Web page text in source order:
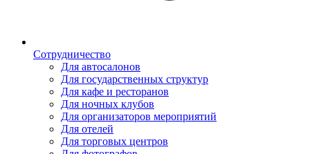
Сотрудничество
Для автосалонов
Для государственных структур
Для кафе и ресторанов
Для ночных клубов
Для организаторов мероприятий
Для отелей
Для торговых центров